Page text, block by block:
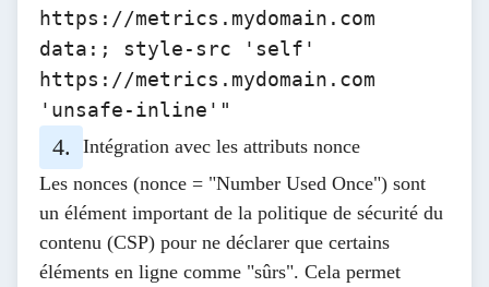
https://metrics.mydomain.com
data:; style-src 'self'
https://metrics.mydomain.com
'unsafe-inline'"
Intégration avec les attributs nonce
Les nonces (nonce = "Number Used Once") sont
un élément important de la politique de sécurité du
contenu (CSP) pour ne déclarer que certains
éléments en ligne comme "sûrs". Cela permet